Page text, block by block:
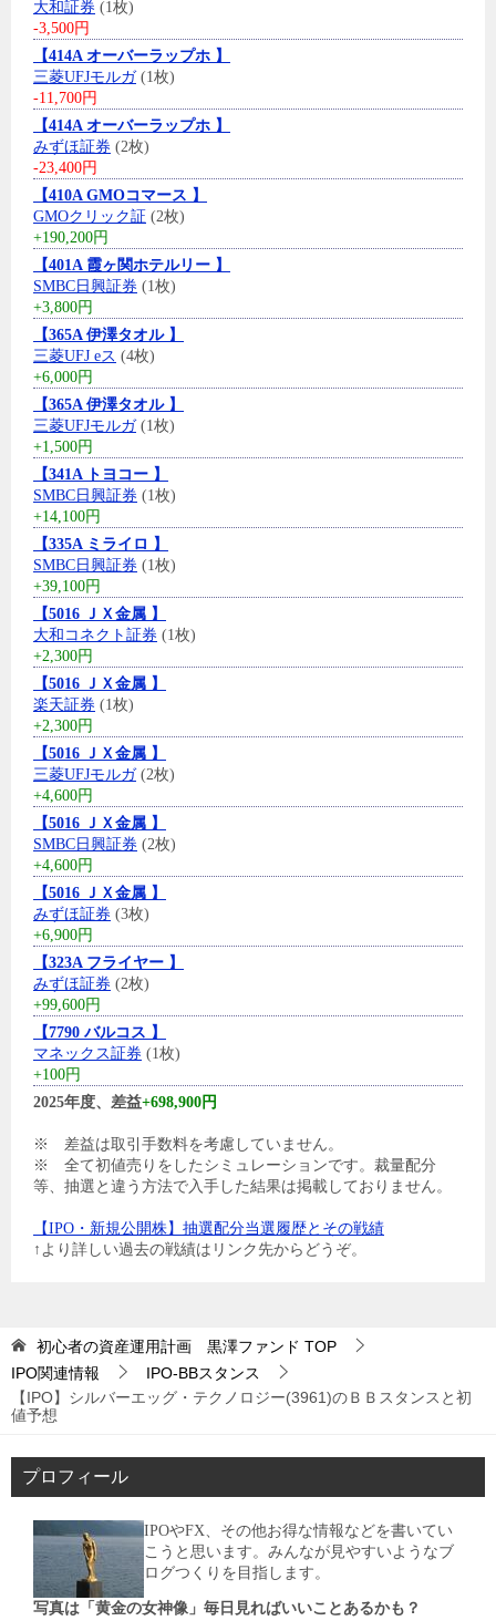
大和証券 (1枚)
-3,500円
【414A オーバーラップホ 】
三菱UFJモルガ(1枚)
-11,700円
【414A オーバーラップホ 】
みずほ証券 (2枚)
-23,400円
【410A GMOコマース 】
GMOクリック証 (2枚)
+190,200円
【401A 霞ヶ関ホテルリー 】
SMBC日興証券 (1枚)
+3,800円
【365A 伊澤タオル 】
三菱UFJ eス (4枚)
+6,000円
【365A 伊澤タオル 】
三菱UFJモルガ(1枚)
+1,500円
【341A トヨコー 】
SMBC日興証券 (1枚)
+14,100円
【335A ミライロ 】
SMBC日興証券 (1枚)
+39,100円
【5016 ＪＸ金属 】
大和コネクト証券 (1枚)
+2,300円
【5016 ＪＸ金属 】
楽天証券 (1枚)
+2,300円
【5016 ＪＸ金属 】
三菱UFJモルガ(2枚)
+4,600円
【5016 ＪＸ金属 】
SMBC日興証券 (2枚)
+4,600円
【5016 ＪＸ金属 】
みずほ証券 (3枚)
+6,900円
【323A フライヤー 】
みずほ証券 (2枚)
+99,600円
【7790 バルコス 】
マネックス証券 (1枚)
+100円
2025年度、差益+698,900円
※ 差益は取引手数料を考慮していません。
※ 全て初値売りをしたシミュレーションです。裁量配分
等、抽選と違う方法で入手した結果は掲載しておりません。
【IPO・新規公開株】抽選配分当選履歴とその戦績
↑より詳しい過去の戦績はリンク先からどうぞ。
初心者の資産運用計画 黒澤ファンド TOP
IPO関連情報
IPO-BBスタンス
【IPO】シルバーエッグ・テクノロジー(3961)のＢＢスタンスと初
値予想
プロフィール
IPOやFX、その他お得な情報などを書いてい
こうと思います。みんなが見やすいようなブ
ログつくりを目指します。
写真は「黄金の女神像」毎日見ればいいことあるかも？